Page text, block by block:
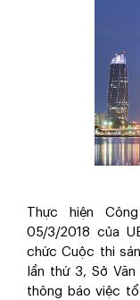
Thực hiện
05/3/2018 của
chức Cuộc thi
lần thứ 3, Sở
thông báo việc